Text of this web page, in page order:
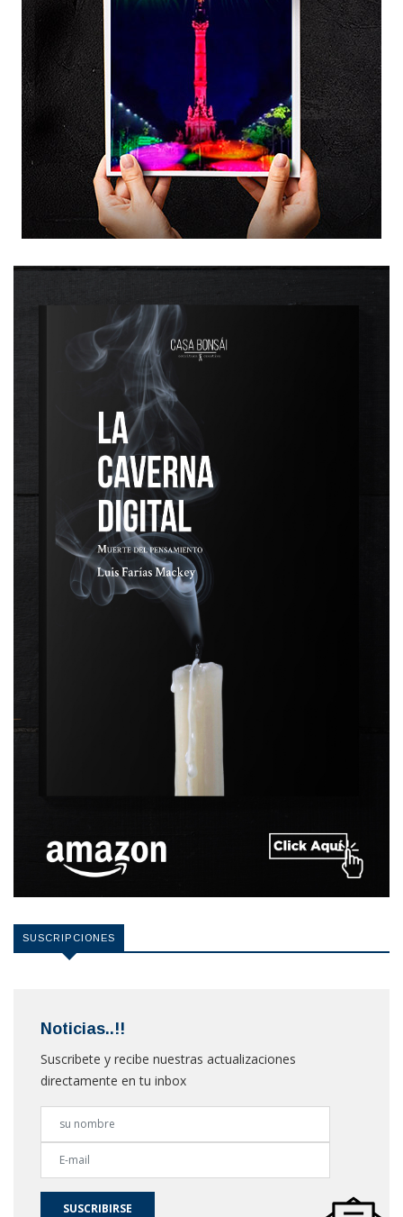
SUSCRIPCIONES
Noticias..!!
Suscribete y recibe nuestras actualizaciones
directamente en tu inbox
SUSCRIBIRSE